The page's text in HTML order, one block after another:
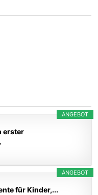
ANGEBOT
erster
ANGEBOT
für Kinder,...